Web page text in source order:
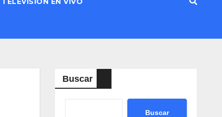
Buscar
Buscar